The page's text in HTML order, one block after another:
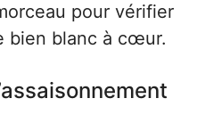
pour vérifier
bien blanc à cœur.